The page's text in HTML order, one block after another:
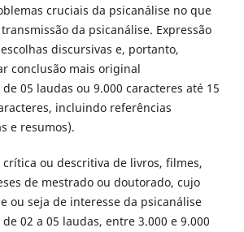
cruciais da psicanálise no que
da psicanálise. Expressão
discursivas e, portanto,
conclusão mais original
05 laudas ou 9.000 caracteres até 15
incluindo referências
e resumos).
crítica ou descritiva de livros, filmes,
de mestrado ou doutorado, cujo
ou seja de interesse da psicanálise
02 a 05 laudas, entre 3.000 e 9.000